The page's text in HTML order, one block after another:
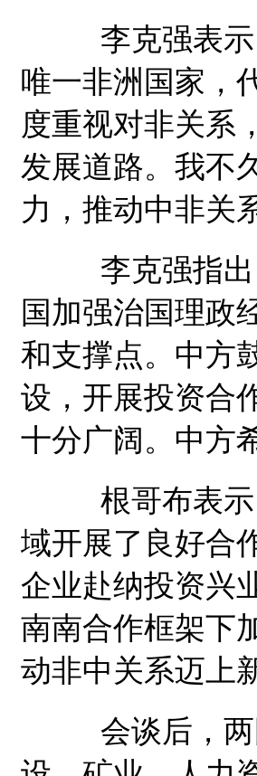
李克强表示
唯一非洲国家，
度重视对非关系
发展道路。我不
力，推动中非关
李克强指出
国加强治国理政
和支撑点。中方
设，开展投资合
十分广阔。中方
根哥布表示
域开展了良好合
企业赴纳投资兴
南南合作框架下
动非中关系迈上
会谈后，两